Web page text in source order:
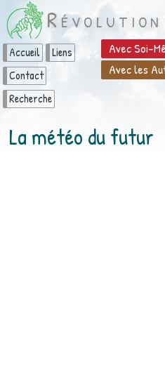
Accueil
Liens
Contact
Recherche
Avec Soi-
Avec les
La météo du futur